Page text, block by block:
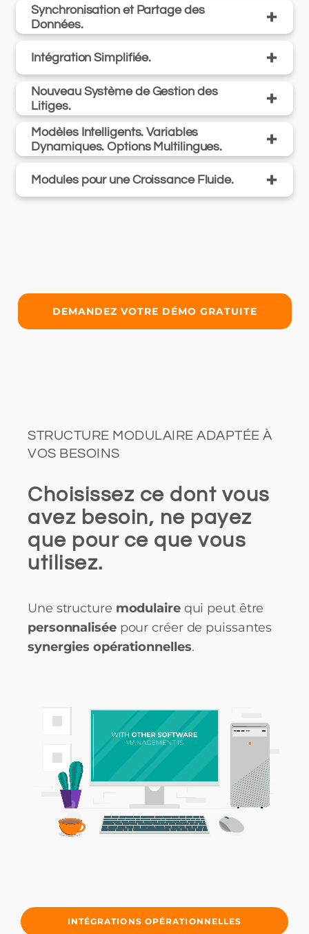
Synchronisation et Partage des
Données.
+
Intégration Simplifiée. +
Nouveau Système de Gestion des
Litiges.
+
Modèles Intelligents. Variables
Dynamiques. Options Multilingues.
+
Modules pour une Croissance Fluide. +
DEMANDEZ VOTRE DÉMO GRATUITE
STRUCTURE MODULAIRE ADAPTÉE À
VOS BESOINS
Choisissez ce dont vous
avez besoin, ne payez
que pour ce que vous
utilisez.
Une structure modulairequi peut être
personnaliséepour créer de puissantes
synergies opérationnelles.
INTÉGRATIONS OPÉRATIONNELLES